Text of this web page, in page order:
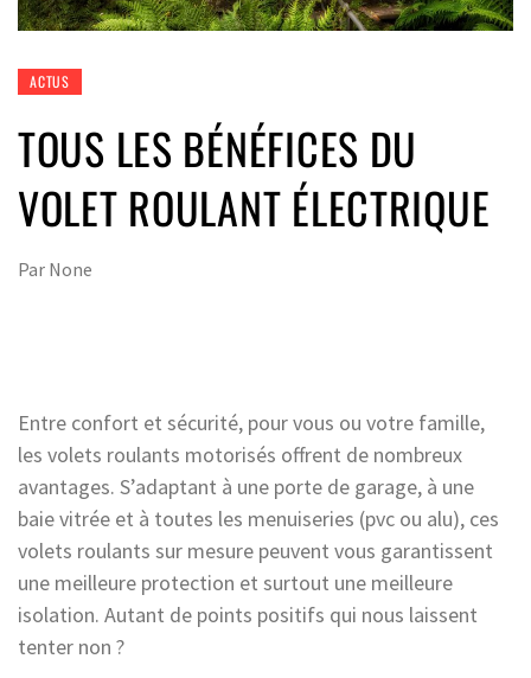
ACTUS
TOUS LES BÉNÉFICES DU
VOLET ROULANT ÉLECTRIQUE
Par None
Entre confort et sécurité, pour vous ou votre famille,
les volets roulants motorisés offrent de nombreux
avantages. S’adaptant à une porte de garage, à une
baie vitrée et à toutes les menuiseries (pvc ou alu), ces
volets roulants sur mesure peuvent vous garantissent
une meilleure protection et surtout une meilleure
isolation. Autant de points positifs qui nous laissent
tenter non ?